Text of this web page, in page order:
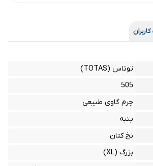
توتاس (TOTAS)
505
چرم گاوی طبیعی
پنبه
نخ کتان
بزرگ (XL)